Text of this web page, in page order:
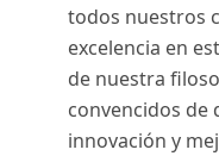
todos nuestros
excelencia en
de nuestra
convencidos de
innovación y